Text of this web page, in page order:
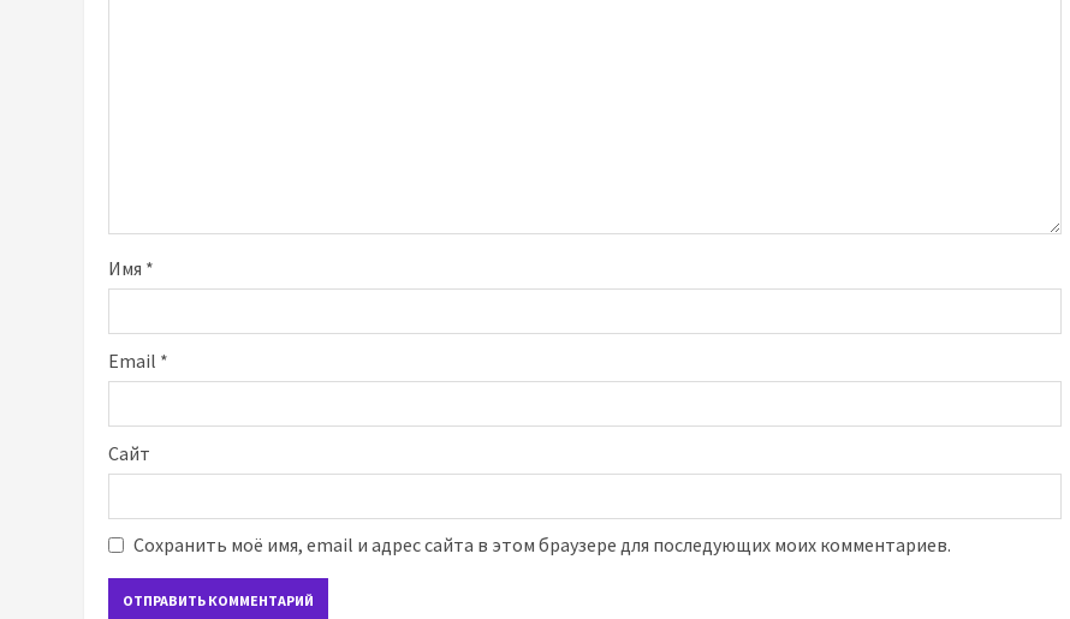
Имя *
Email *
Сайт
Сохранить моё имя, email и адрес сайта в этом браузере для последующих моих комментариев.